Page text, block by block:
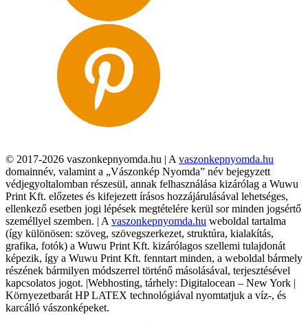
© 2017-2026 vaszonkepnyomda.hu | A vaszonkepnyomda.hu
domainnév, valamint a „Vászonkép Nyomda” név bejegyzett
védjegyoltalomban részesül, annak felhasználása kizárólag a Wuwu
Print Kft. előzetes és kifejezett írásos hozzájárulásával lehetséges,
ellenkező esetben jogi lépések megtételére kerül sor minden jogsértő
személlyel szemben. | A vaszonkepnyomda.hu weboldal tartalma
(így különösen: szöveg, szövegszerkezet, struktúra, kialakítás,
grafika, fotók) a Wuwu Print Kft. kizárólagos szellemi tulajdonát
képezik, így a Wuwu Print Kft. fenntart minden, a weboldal bármely
részének bármilyen módszerrel történő másolásával, terjesztésével
kapcsolatos jogot. |Webhosting, tárhely: Digitalocean – New York |
Környezetbarát HP LATEX technológiával nyomtatjuk a víz-, és
karcálló vászonképeket.